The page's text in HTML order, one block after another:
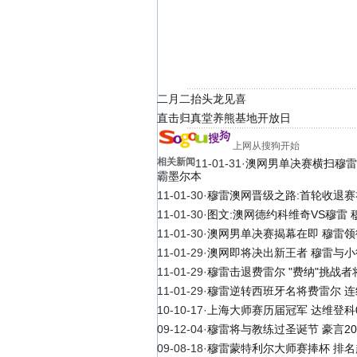
二月二抬头龙见喜
直击归真堂养熊基地开放日
上网从搜狗开始
相关新闻 11-01-31 ·澳网男单决赛横扫穆
霸墨尔本
11-01-30·穆雷澳网晋级之路:首轮收退
11-01-30· 图文:澳网德约科维奇VS穆雷
11-01-30·澳网男单决赛揭幕在即 穆雷
11-01-29·澳网即将决出新王者 穆雷与
11-01-29·穆雷击退费雷尔 "费纳"挑战者
11-01-29·穆雷逆转西班牙名将费雷尔
10-10-17· 上海大师赛历届冠军 达维登
09-12-04·穆雷将与教练过圣诞节 豪言
09-08-18·穆雷蒙特利尔大师赛捧杯 排